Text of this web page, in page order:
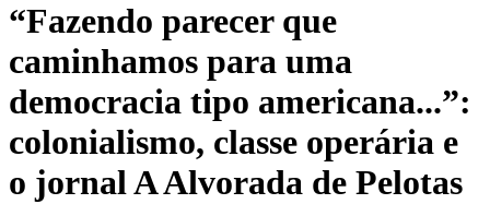
“Fazendo parecer que
caminhamos para uma
democracia tipo americana...”:
colonialismo, classe operária e
o jornal A Alvorada de Pelotas